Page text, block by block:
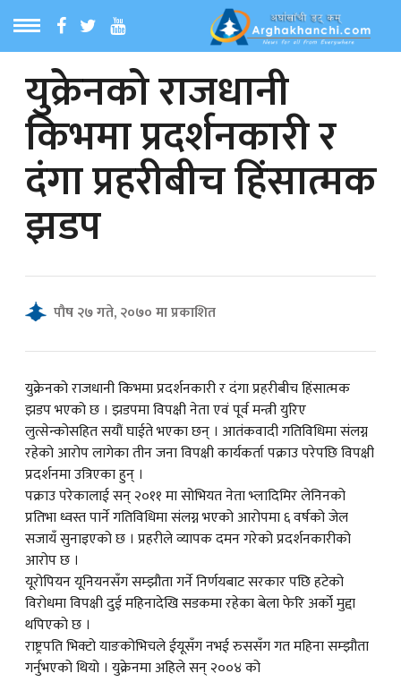
MENU
समाचार
समाचार
News
युक्रेनको राजधानी
किभमा प्रदर्शनकारी र
दंगा प्रहरीबीच हिंसात्मक
झडप
पौष २७ गते, २०७० मा प्रकाशित
युक्रेनको राजधानी किभमा प्रदर्शनकारी र दंगा प्रहरीबीच हिंसात्मक
झडप भएको छ । झडपमा विपक्षी नेता एवं पूर्व मन्त्री युरिए
लुत्सेन्कोसहित सयौं घाईते भएका छन् । आतंकवादी गतिविधिमा संलग्न
रहेको आरोप लागेका तीन जना विपक्षी कार्यकर्ता पक्राउ परेपछि विपक्षी
प्रदर्शनमा उत्रिएका हुन् ।
पक्राउ परेकालाई सन् २०११ मा सोभियत नेता भ्लादिमिर लेनिनको
प्रतिभा ध्वस्त पार्ने गतिविधिमा संलग्न भएको आरोपमा ६ वर्षको जेल
सजायँ सुनाइएको छ । प्रहरीले व्यापक दमन गरेको प्रदर्शनकारीको
आरोप छ ।
यूरोपियन यूनियनसँग सम्झौता गर्ने निर्णयबाट सरकार पछि हटेको
विरोधमा विपक्षी दुई महिनादेखि सडकमा रहेका बेला फेरि अर्को मुद्दा
थपिएको छ ।
राष्ट्रपति भिक्टो याङकोभिचले ईयूसँग नभई रुससँग गत महिना सम्झौता
गर्नुभएको थियो । युक्रेनमा अहिले सन् २००४ को